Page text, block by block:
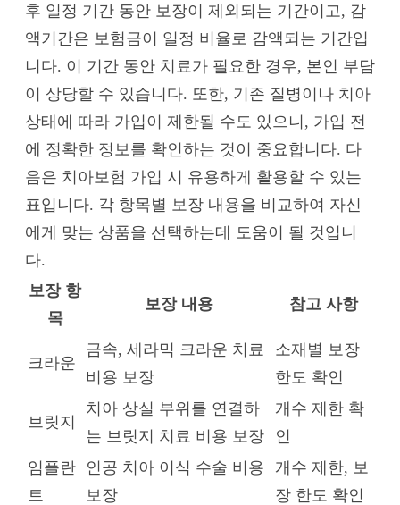
후 일정 기간 동안 보장이 제외되는 기간이고, 감
액기간은 보험금이 일정 비율로 감액되는 기간입
니다. 이 기간 동안 치료가 필요한 경우, 본인 부담
이 상당할 수 있습니다. 또한, 기존 질병이나 치아
상태에 따라 가입이 제한될 수도 있으니, 가입 전
에 정확한 정보를 확인하는 것이 중요합니다. 다
음은 치아보험 가입 시 유용하게 활용할 수 있는
표입니다. 각 항목별 보장 내용을 비교하여 자신
에게 맞는 상품을 선택하는데 도움이 될 것입니
다.
보장 항
목
보장 내용 참고 사항
크라운
금속, 세라믹 크라운 치료
비용 보장
소재별 보장
한도 확인
브릿지
치아 상실 부위를 연결하
는 브릿지 치료 비용 보장
개수 제한 확
인
임플란
트
인공 치아 이식 수술 비용
보장
개수 제한, 보
장 한도 확인